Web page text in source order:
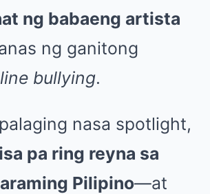
ng babaeng artista
ng ganitong
bullying.
nasa spotlight,
pa ring reyna sa
Pilipino—at